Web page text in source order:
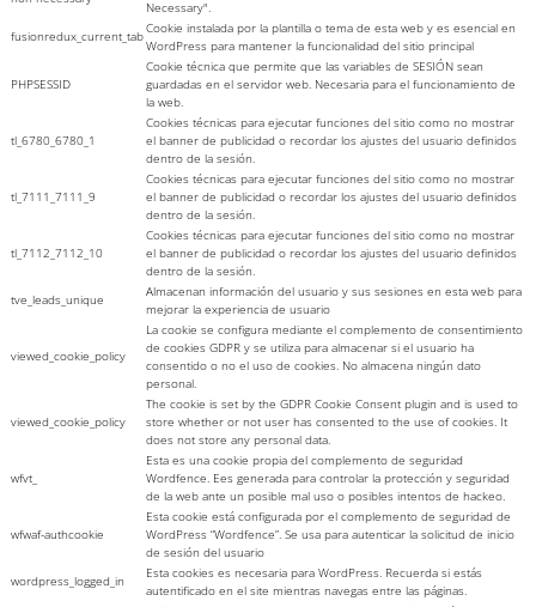
Necessary".
fusionredux_current_tabCookie instalada por la plantilla o tema de esta web y es esencial en
WordPress para mantener la funcionalidad del sitio principal
PHPSESSID
Cookie técnica que permite que las variables de SESIÓN sean
guardadas en el servidor web. Necesaria para el funcionamiento de
la web.
tl_6780_6780_1
Cookies técnicas para ejecutar funciones del sitio como no mostrar
el banner de publicidad o recordar los ajustes del usuario definidos
dentro de la sesión.
tl_7111_7111_9
Cookies técnicas para ejecutar funciones del sitio como no mostrar
el banner de publicidad o recordar los ajustes del usuario definidos
dentro de la sesión.
tl_7112_7112_10
Cookies técnicas para ejecutar funciones del sitio como no mostrar
el banner de publicidad o recordar los ajustes del usuario definidos
dentro de la sesión.
tve_leads_unique
Almacenan información del usuario y sus sesiones en esta web para
mejorar la experiencia de usuario
viewed_cookie_policy
La cookie se configura mediante el complemento de consentimiento
de cookies GDPR y se utiliza para almacenar si el usuario ha
consentido o no el uso de cookies. No almacena ningún dato
personal.
viewed_cookie_policy
The cookie is set by the GDPR Cookie Consent plugin and is used to
store whether or not user has consented to the use of cookies. It
does not store any personal data.
wfvt_
Esta es una cookie propia del complemento de seguridad
Wordfence. Ees generada para controlar la protección y seguridad
de la web ante un posible mal uso o posibles intentos de hackeo.
wfwaf-authcookie
Esta cookie está configurada por el complemento de seguridad de
WordPress “Wordfence”. Se usa para autenticar la solicitud de inicio
de sesión del usuario
wordpress_logged_in
Esta cookies es necesaria para WordPress. Recuerda si estás
autentificado en el site mientras navegas entre las páginas.